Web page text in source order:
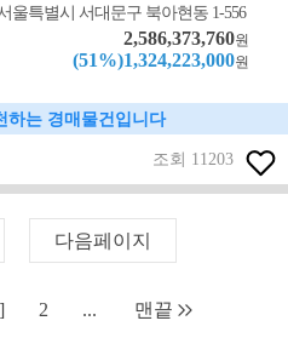
울특별시 서대문구 북아현동 1-556
2,586,373,760원
(51%)1,324,223,000원
하는 경매물건입니다
조회 11203
다음페이지
2 ... 맨끝